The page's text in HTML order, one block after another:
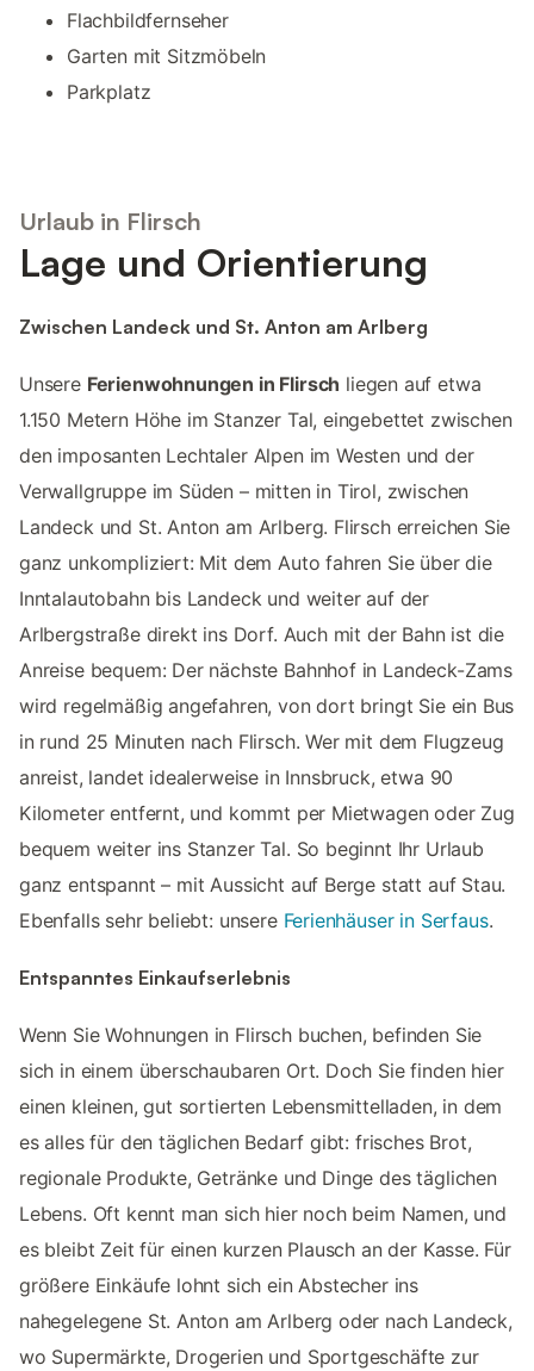
Flachbildfernseher
Garten mit Sitzmöbeln
Parkplatz
Urlaub in Flirsch
Lage und Orientierung
Zwischen Landeck und St. Anton am Arlberg
Unsere Ferienwohnungen in Flirsch liegen auf etwa
1.150 Metern Höhe im Stanzer Tal, eingebettet zwischen
den imposanten Lechtaler Alpen im Westen und der
Verwallgruppe im Süden – mitten in Tirol, zwischen
Landeck und St. Anton am Arlberg. Flirsch erreichen Sie
ganz unkompliziert: Mit dem Auto fahren Sie über die
Inntalautobahn bis Landeck und weiter auf der
Arlbergstraße direkt ins Dorf. Auch mit der Bahn ist die
Anreise bequem: Der nächste Bahnhof in Landeck-Zams
wird regelmäßig angefahren, von dort bringt Sie ein Bus
in rund 25 Minuten nach Flirsch. Wer mit dem Flugzeug
anreist, landet idealerweise in Innsbruck, etwa 90
Kilometer entfernt, und kommt per Mietwagen oder Zug
bequem weiter ins Stanzer Tal. So beginnt Ihr Urlaub
ganz entspannt – mit Aussicht auf Berge statt auf Stau.
Ebenfalls sehr beliebt: unsere Ferienhäuser in Serfaus.
Entspanntes Einkaufserlebnis
Wenn Sie Wohnungen in Flirsch buchen, befinden Sie
sich in einem überschaubaren Ort. Doch Sie finden hier
einen kleinen, gut sortierten Lebensmittelladen, in dem
es alles für den täglichen Bedarf gibt: frisches Brot,
regionale Produkte, Getränke und Dinge des täglichen
Lebens. Oft kennt man sich hier noch beim Namen, und
es bleibt Zeit für einen kurzen Plausch an der Kasse. Für
größere Einkäufe lohnt sich ein Abstecher ins
nahegelegene St. Anton am Arlberg oder nach Landeck,
wo Supermärkte, Drogerien und Sportgeschäfte zur